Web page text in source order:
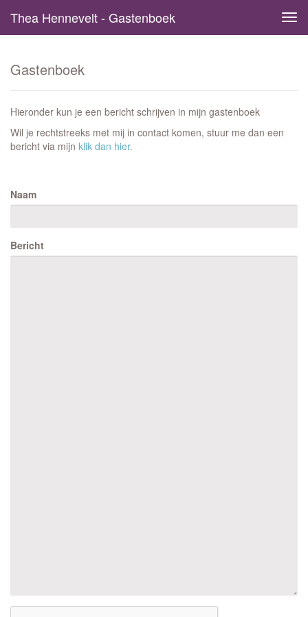
Thea Hennevelt - Gastenboek
Gastenboek
Hieronder kun je een bericht schrijven in mijn gastenboek
Wil je rechtstreeks met mij in contact komen, stuur me dan een
bericht via mijn klik dan hier.
Naam
Bericht